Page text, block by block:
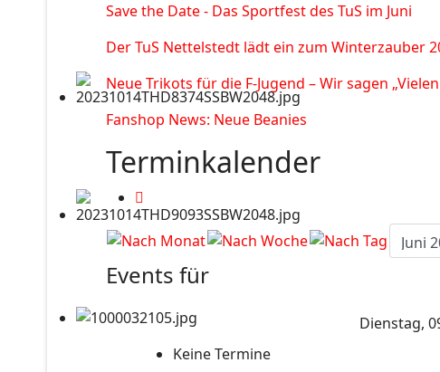
Save the Date - Das Sportfest des TuS im Juni
Der TuS Nettelstedt lädt ein zum Winterzauber
Neue Trikots für die F-Jugend – Wir sagen
Fanshop News: Neue Beanies
Terminkalender
Events für
Dienstag,
Keine Termine